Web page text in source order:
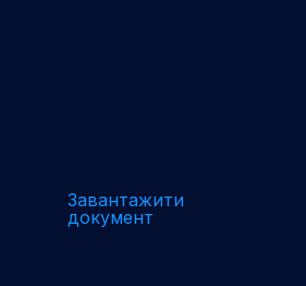
Завантажити
документ